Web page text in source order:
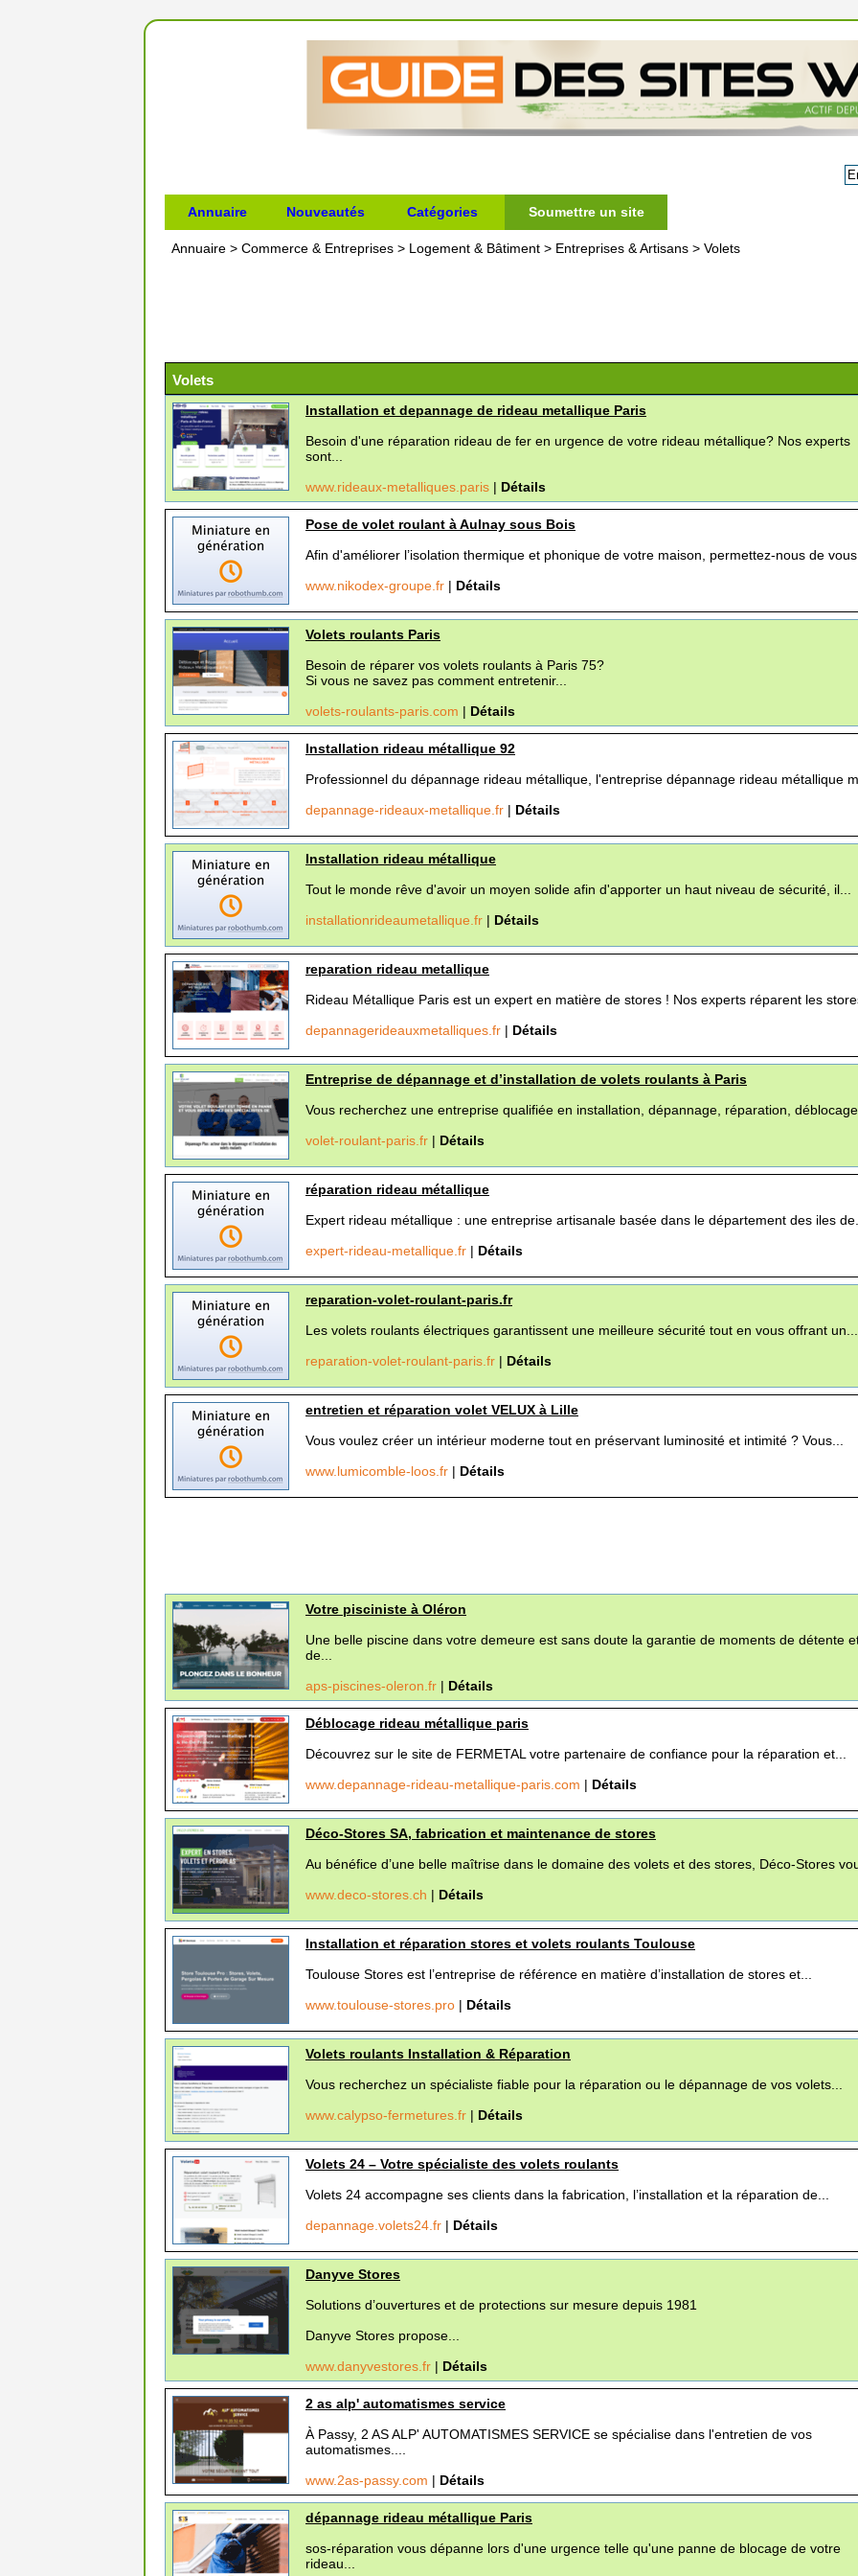
Annuaire Nouveautés Catégories Soumettre un site
Annuaire > Commerce & Entreprises > Logement & Bâtiment > Entreprises & Artisans > Volets
Volets
Installation et depannage de rideau metallique Paris
Besoin d'une réparation rideau de fer en urgence de votre rideau métallique? Nos experts
sont...
www.rideaux-metalliques.paris | Détails
Pose de volet roulant à Aulnay sous Bois
Afin d'améliorer l’isolation thermique et phonique de votre maison, permettez-nous de
www.nikodex-groupe.fr | Détails
Volets roulants Paris
Besoin de réparer vos volets roulants à Paris 75?
Si vous ne savez pas comment entretenir...
volets-roulants-paris.com | Détails
Installation rideau métallique 92
Professionnel du dépannage rideau métallique, l'entreprise dépannage rideau métallique
depannage-rideaux-metallique.fr | Détails
Installation rideau métallique
Tout le monde rêve d'avoir un moyen solide afin d'apporter un haut niveau de sécurité, il...
installationrideaumetallique.fr | Détails
reparation rideau metallique
Rideau Métallique Paris est un expert en matière de stores ! Nos experts réparent les
depannagerideauxmetalliques.fr | Détails
Entreprise de dépannage et d’installation de volets roulants à Paris
Vous recherchez une entreprise qualifiée en installation, dépannage, réparation,
volet-roulant-paris.fr | Détails
réparation rideau métallique
Expert rideau métallique : une entreprise artisanale basée dans le département des iles
expert-rideau-metallique.fr | Détails
reparation-volet-roulant-paris.fr
Les volets roulants électriques garantissent une meilleure sécurité tout en vous offrant un...
reparation-volet-roulant-paris.fr | Détails
entretien et réparation volet VELUX à Lille
Vous voulez créer un intérieur moderne tout en préservant luminosité et intimité ? Vous...
www.lumicomble-loos.fr | Détails
Votre pisciniste à Oléron
Une belle piscine dans votre demeure est sans doute la garantie de moments de détente
de...
aps-piscines-oleron.fr | Détails
Déblocage rideau métallique paris
Découvrez sur le site de FERMETAL votre partenaire de confiance pour la réparation et...
www.depannage-rideau-metallique-paris.com | Détails
Déco-Stores SA, fabrication et maintenance de stores
Au bénéfice d’une belle maîtrise dans le domaine des volets et des stores, Déco-Stores
www.deco-stores.ch | Détails
Installation et réparation stores et volets roulants Toulouse
Toulouse Stores est l’entreprise de référence en matière d’installation de stores et...
www.toulouse-stores.pro | Détails
Volets roulants Installation & Réparation
Vous recherchez un spécialiste fiable pour la réparation ou le dépannage de vos volets...
www.calypso-fermetures.fr | Détails
Volets 24 – Votre spécialiste des volets roulants
Volets 24 accompagne ses clients dans la fabrication, l’installation et la réparation de...
depannage.volets24.fr | Détails
Danyve Stores
Solutions d’ouvertures et de protections sur mesure depuis 1981
Danyve Stores propose...
www.danyvestores.fr | Détails
2 as alp' automatismes service
À Passy, 2 AS ALP' AUTOMATISMES SERVICE se spécialise dans l'entretien de vos
automatismes....
www.2as-passy.com | Détails
dépannage rideau métallique Paris
sos-réparation vous dépanne lors d'une urgence telle qu'une panne de blocage de votre
rideau...